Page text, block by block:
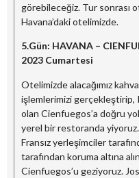
görebileceğiz. Tur sonrası
Havana’daki otelimizde.
5.Gün: HAVANA –
2023 Cumartesi
Otelimizde alacağımız
işlemlerimizi gerçekleştirip,
olan Cienfuegos’a doğru
yerel bir restoranda yiyoruz.
Fransız yerleşimciler
tarafından koruma altına
Cienfuegos’u geziyoruz.